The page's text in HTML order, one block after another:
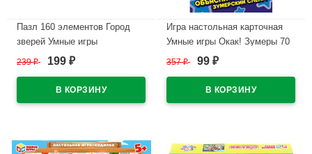
Пазл 160 элементов Город
зверей Умные игры
арт.4630395070416
239₽ 199 ₽
Игра настольная карточная
Умные игры Окак! Зумеры 70
карточек арт.4630395060929
357₽ 99 ₽